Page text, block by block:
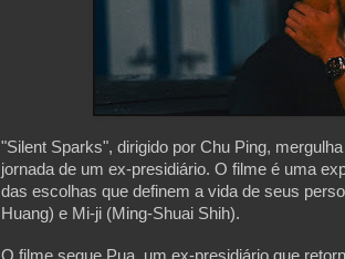
"Silent Sparks", dirigido por Chu Ping,
jornada de um ex-presidiário. O filme é uma
das escolhas que definem a vida de seus
Huang) e Mi-ji (Ming-Shuai Shih).